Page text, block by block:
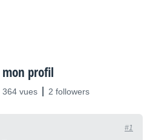
profil
364 vues 2 followers
#1